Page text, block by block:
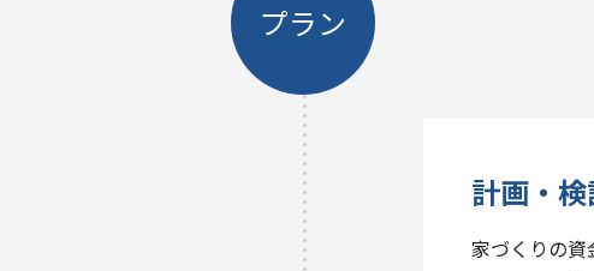
プラン
計画・
家づくりの資